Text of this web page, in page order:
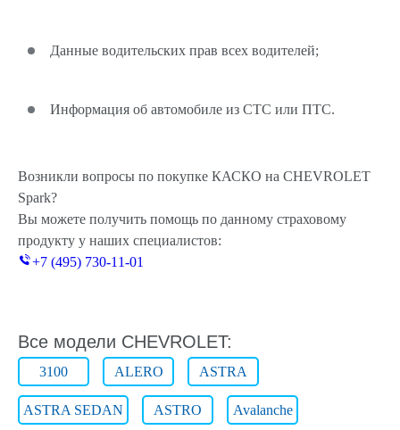
Данные водительских прав всех водителей;
Информация об автомобиле из СТС или ПТС.
Возникли вопросы по покупке КАСКО на CHEVROLET
Spark?
Вы можете получить помощь по данному страховому
продукту у наших специалистов:
+7 (495) 730-11-01
Все модели CHEVROLET:
3100 ALERO ASTRA
ASTRA SEDAN ASTRO Avalanche